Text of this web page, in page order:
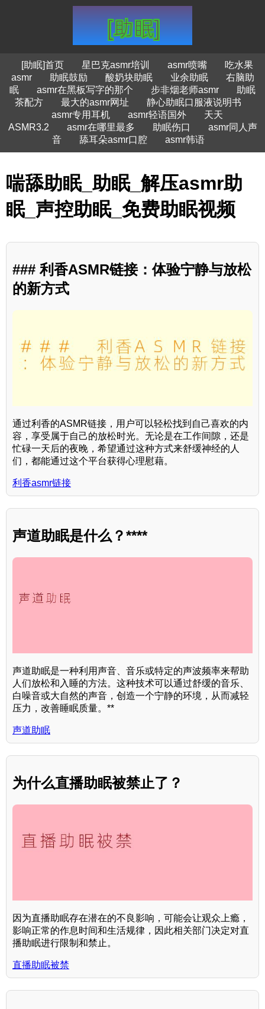
[助眠]首页 星巴克asmr培训 asmr喷嘴
吃水果
asmr
助眠鼓励 酸奶块助眠 业余助眠
右脑助
眠
asmr在黑板写字的那个 步非烟老师asmr
助眠
茶配方
最大的asmr网址
静心助眠口服液说明书
asmr专用耳机
asmr轻语国外
天天
ASMR3.2
asmr在哪里最多 助眠伤口
asmr同人声
音
舔耳朵asmr口腔 asmr韩语
喘舔助眠_助眠_解压asmr助
眠_声控助眠_免费助眠视频
### 利香ASMR链接：体验宁静与放松
的新方式
通过利香的ASMR链接，用户可以轻松找到自己喜欢的内
容，享受属于自己的放松时光。无论是在工作间隙，还是
忙碌一天后的夜晚，希望通过这种方式来舒缓神经的人
们，都能通过这个平台获得心理慰藉。
利香asmr链接
声道助眠是什么？****
声道助眠是一种利用声音、音乐或特定的声波频率来帮助
人们放松和入睡的方法。这种技术可以通过舒缓的音乐、
白噪音或大自然的声音，创造一个宁静的环境，从而减轻
压力，改善睡眠质量。**
声道助眠
为什么直播助眠被禁止了？
因为直播助眠存在潜在的不良影响，可能会让观众上瘾，
影响正常的作息时间和生活规律，因此相关部门决定对直
播助眠进行限制和禁止。
直播助眠被禁